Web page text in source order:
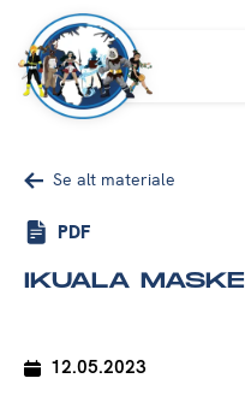
Se alt materiale
PDF
IKUALA MASKE
12.05.2023